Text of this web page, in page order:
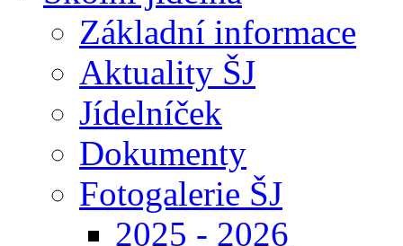
Základní informace
Aktuality ŠJ
Jídelníček
Dokumenty
Fotogalerie ŠJ
2025 - 2026